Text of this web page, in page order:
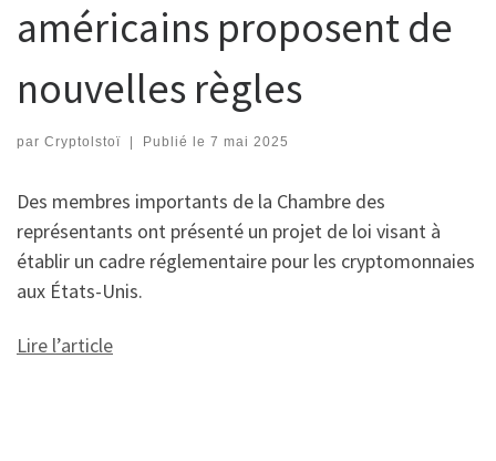
américains proposent de
nouvelles règles
par Cryptolstoï | Publié le 7 mai 2025
Des membres importants de la Chambre des
représentants ont présenté un projet de loi visant à
établir un cadre réglementaire pour les cryptomonnaies
aux États-Unis.
Lire l’article